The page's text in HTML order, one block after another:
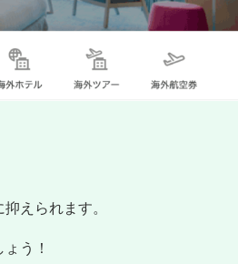
えられます。
う！